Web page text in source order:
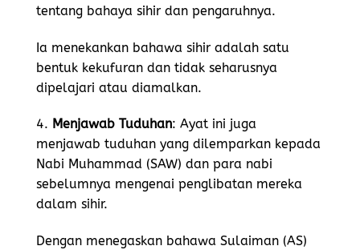
tentang bahaya sihir dan pengaruhnya.
Ia menekankan bahawa sihir adalah satu
bentuk kekufuran dan tidak seharusnya
dipelajari atau diamalkan.
4. Menjawab Tuduhan: Ayat ini juga
menjawab tuduhan yang dilemparkan kepada
Nabi Muhammad (SAW) dan para nabi
sebelumnya mengenai penglibatan mereka
dalam sihir.
Dengan menegaskan bahawa Sulaiman (AS)